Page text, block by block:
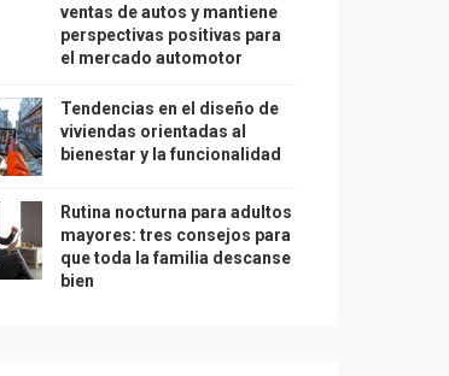
ventas de autos y mantiene
perspectivas positivas para
el mercado automotor
Tendencias en el diseño de
viviendas orientadas al
bienestar y la funcionalidad
Rutina nocturna para adultos
mayores: tres consejos para
que toda la familia descanse
bien